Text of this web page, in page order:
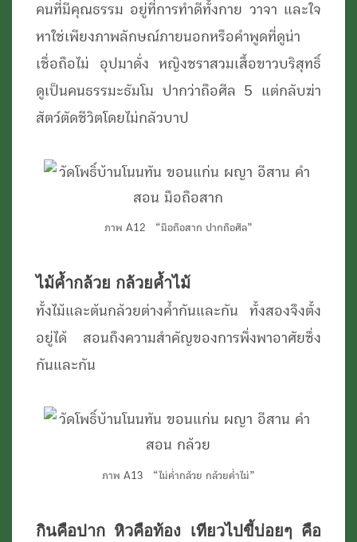
คนที่มีคุณธรรม อยู่ที่การทำดีทั้งกาย วาจา และใจ
หาใช่เพียงภาพลักษณ์ภายนอกหรือคำพูดที่ดูน่า
เชื่อถือไม่ อุปมาดั่ง หญิงชราสวมเสื้อขาวบริสุทธิ์
ดูเป็นคนธรรมะธัมโม ปากว่าถือศีล 5 แต่กลับฆ่า
สัตว์ตัดชีวิตโดยไม่กลัวบาป
ภาพ A12 “มือถือสาก ปากถือศีล”
ไม้ค้ำกล้วย กล้วยค้ำไม้
ทั้งไม้และต้นกล้วยต่างค้ำกันและกัน ทั้งสองจึงตั้ง
อยู่ได้ สอนถึงความสำคัญของการพึ่งพาอาศัยซึ่ง
กันและกัน
ภาพ A13 “ไม่ค่ำกล้วย กล้วยค่ำไม่”
กินคือปาก หิวคือท้อง เทียวไปขี้บ่อยๆ คือ